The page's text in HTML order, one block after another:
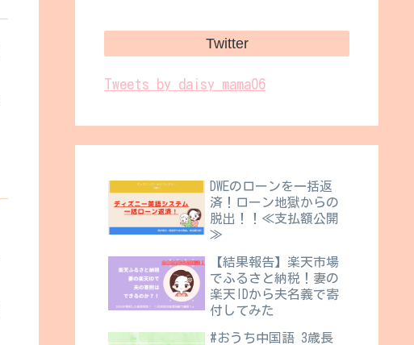
Twitter
Tweets by daisy_mama06
DWEのローンを一括返
済！ローン地獄からの
脱出！！≪支払額公開
≫
【結果報告】楽天市場
でふるさと納税！妻の
楽天IDから夫名義で寄
付してみた
#おうち中国語 3歳長